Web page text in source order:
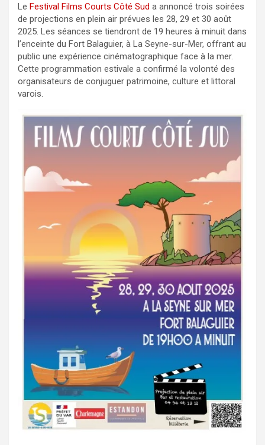
Le Festival Films Courts Côté Sud a annoncé trois soirées
de projections en plein air prévues les 28, 29 et 30 août
2025. Les séances se tiendront de 19 heures à minuit dans
l’enceinte du Fort Balaguier, à La Seyne-sur-Mer, offrant au
public une expérience cinématographique face à la mer.
Cette programmation estivale a confirmé la volonté des
organisateurs de conjuguer patrimoine, culture et littoral
varois.